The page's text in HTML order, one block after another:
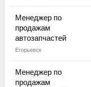
Менеджер по
продажам
автозапчастей
Егорьевск
Менеджер по
продажам